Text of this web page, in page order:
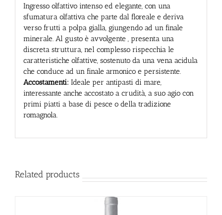
Ingresso olfattivo intenso ed elegante, con una
sfumatura olfattiva che parte dal floreale e deriva
verso frutti a polpa gialla, giungendo ad un finale
minerale. Al gusto è avvolgente , presenta una
discreta struttura, nel complesso rispecchia le
caratteristiche olfattive, sostenuto da una vena acidula
che conduce ad un finale armonico e persistente.
Accostamenti: Ideale per antipasti di mare,
interessante anche accostato a crudità, a suo agio con
primi piatti a base di pesce o della tradizione
romagnola.
Related products